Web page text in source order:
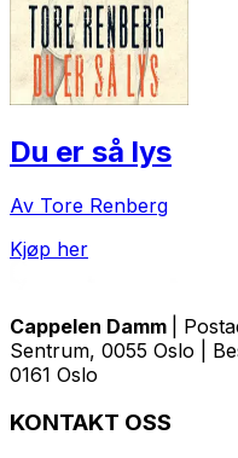
Du er så lys
Av Tore Renberg
Kjøp her
Cappelen Damm
|
Sentrum, 0055 Oslo |
0161 Oslo
KONTAKT OSS